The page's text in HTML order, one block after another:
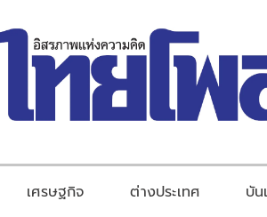
เศรษฐกิจ ต่างประเทศ บัน